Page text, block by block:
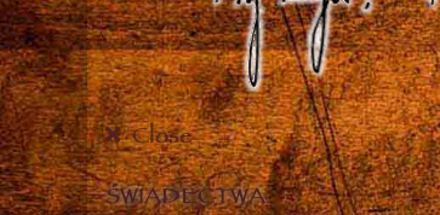
Close
ŚWIADECTWA